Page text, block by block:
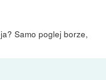
Samo poglej borze,